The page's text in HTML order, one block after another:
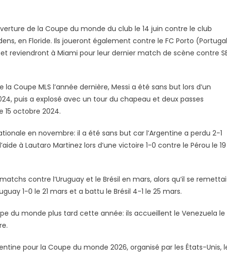
de la Coupe du monde du club le 14 juin contre le club
en Floride. Ils joueront également contre le FC Porto
reviendront à Miami pour leur dernier match de scène contre
Coupe MLS l’année dernière, Messi a été sans but lors d’un
puis a explosé avec un tour du chapeau et deux passes
15 octobre 2024.
en novembre: il a été sans but car l’Argentine a perdu 2-1
à Lautaro Martinez lors d’une victoire 1-0 contre le Pérou le 19
contre l’Uruguay et le Brésil en mars, alors qu’il se
1-0 le 21 mars et a battu le Brésil 4-1 le 25 mars.
du monde plus tard cette année: ils accueillent le Venezuela le
pour la Coupe du monde 2026, organisé par les États-Unis,